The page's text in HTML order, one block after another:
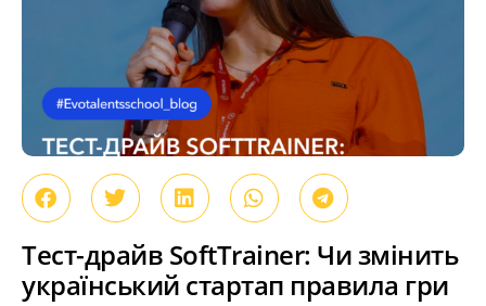
Рекрутинг в Азії: Китай,
Сингапур, Філіппіни -
Вебінари
15$ ADD
Тест-драйв SoftTrainer: Чи змінить
український стартап правила гри